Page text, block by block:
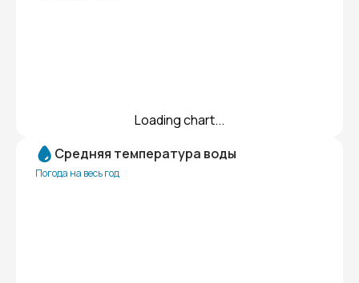
Loading chart...
Средняя температура воды
Погода на весь год